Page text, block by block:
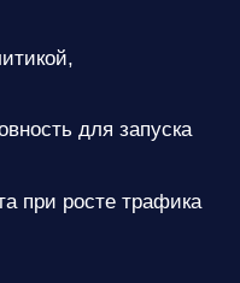
для запуска
при росте трафика